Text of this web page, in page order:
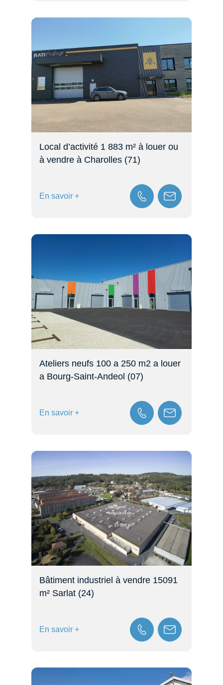
Local d’activité 1 883 m² à louer ou
à vendre à Charolles (71)
En savoir +
Ateliers neufs 100 a 250 m2 a louer
a Bourg-Saint-Andeol (07)
En savoir +
Bâtiment industriel à vendre 15091
m² Sarlat (24)
En savoir +